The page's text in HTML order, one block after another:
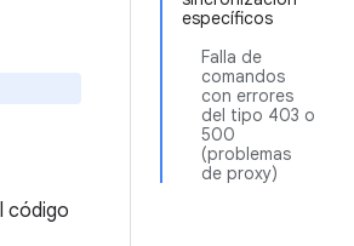
específicos
Falla de
comandos
con errores
del tipo 403 o
500
(problemas
de proxy)
código